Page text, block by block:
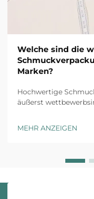
Welche sind die
Marken?
Hochwertige
äußerst
zu einem strategischen
MEHR ANZEIGEN